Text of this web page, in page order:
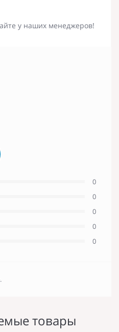
у наших менеджеров!
0
0
0
0
0
товары